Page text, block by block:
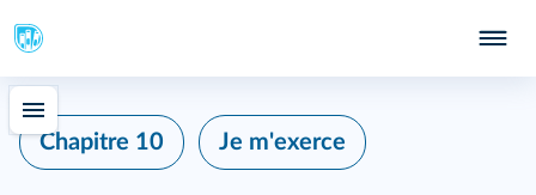
Chapitre 10 Je m'exerce